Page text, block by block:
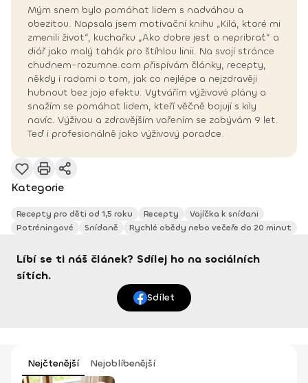
Mým snem bylo pomáhat lidem s nadváhou a
obezitou. Napsala jsem motivační knihu „Kilá, ktoré mi
zmenili život“, kuchařku „Ako dobre jesť a nepribrať“ a
diář jako malý tahák pro štíhlou linii. Na svojí stránce
chudnem-rozumne.com přispívám články, recepty,
někdy i radami o tom, jak co nejlépe a nejzdravěji
hubnout bez jojo efektu. Vytvářím výživové plány a
snažím se pomáhat lidem, kteří věčně bojují s kily
navíc. Výživou a zdravějším vařením se zabývám 9 let.
Teď i profesionálně jako výživový poradce.
Kategorie
Recepty pro děti od 1,5 roku Recepty
Vajíčka k snídani
Potréningové
Snídaně Rychlé obědy nebo večeře do 20 minut
Líbí se ti náš článek? Sdílej ho na sociálních
sítích.
Sdílet
Nejčtenější Nejoblíbenější